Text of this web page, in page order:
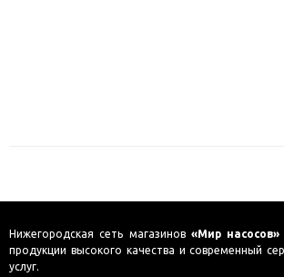
Нижегородская сеть магазинов «Мир насосов»
продукции высокого качества и современный
услуг.